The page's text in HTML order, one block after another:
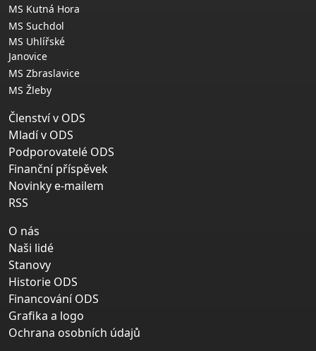
MS Kutná Hora
MS Suchdol
MS Uhlířské
Janovice
MS Zbraslavice
MS Žleby
Členství v ODS
Mladí v ODS
Podporovatelé ODS
Finanční příspěvek
Novinky e-mailem
RSS
O nás
Naši lidé
Stanovy
Historie ODS
Financování ODS
Grafika a logo
Ochrana osobních údajů